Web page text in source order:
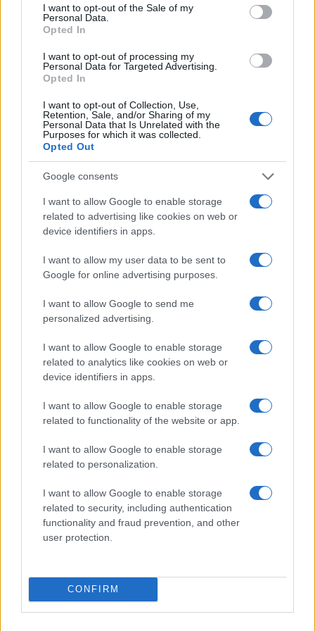
consent section.
I want to opt-out of the Sale of my
Personal Data.
Opted In
I want to opt-out of processing my
Personal Data for Targeted Advertising.
Opted In
I want to opt-out of Collection, Use,
Retention, Sale, and/or Sharing of my
Personal Data that Is Unrelated with the
Purposes for which it was collected.
Opted Out
Google consents
I want to allow Google to enable storage
related to advertising like cookies on web or
device identifiers in apps.
I want to allow my user data to be sent to
Google for online advertising purposes.
I want to allow Google to send me
personalized advertising.
I want to allow Google to enable storage
related to analytics like cookies on web or
device identifiers in apps.
I want to allow Google to enable storage
related to functionality of the website or app.
I want to allow Google to enable storage
related to personalization.
I want to allow Google to enable storage
related to security, including authentication
functionality and fraud prevention, and other
user protection.
CONFIRM
Precedente
CRONACA LAZIO
GENOA – I
biancocelesti
litorale romano:
domenica con
elevate
Di Francesco
ARTICOLI CORRELATI
Totti e la Serie A: “Juve un’altra categoria, Roma e
ZANIOLO: “Devo tanto a Di Francesco. Mancini…”